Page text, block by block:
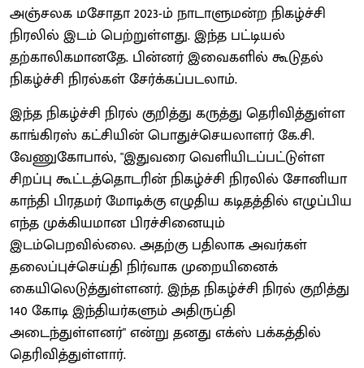
அஞ்சலக மசோதா 2023-ம் நாடாளுமன்ற நிகழ்ச்சி
நிரலில் இடம் பெற்றுள்ளது. இந்த பட்டியல்
தற்காலிகமானதே. பின்னர் இவைகளில் கூடுதல்
நிகழ்ச்சி நிரல்கள் சேர்க்கப்படலாம்.
இந்த நிகழ்ச்சி நிரல் குறித்து கருத்து தெரிவித்துள்ள
காங்கிரஸ் கட்சியின் பொதுச்செயலாளர் கே.சி.
வேணுகோபால், "இதுவரை வெளியிடப்பட்டுள்ள
சிறப்பு கூட்டத்தொடரின் நிகழ்ச்சி நிரலில் சோனியா
காந்தி பிரதமர் மோடிக்கு எழுதிய கடிதத்தில் எழுப்பிய
எந்த முக்கியமான பிரச்சினையும்
இடம்பெறவில்லை. அதற்கு பதிலாக அவர்கள்
தலைப்புச்செய்தி நிர்வாக முறையினைக்
கையிலெடுத்துள்ளனர். இந்த நிகழ்ச்சி நிரல் குறித்து
140 கோடி இந்தியர்களும் அதிருப்தி
அடைந்துள்ளனர்" என்று தனது எக்ஸ் பக்கத்தில்
தெரிவித்துள்ளார்.